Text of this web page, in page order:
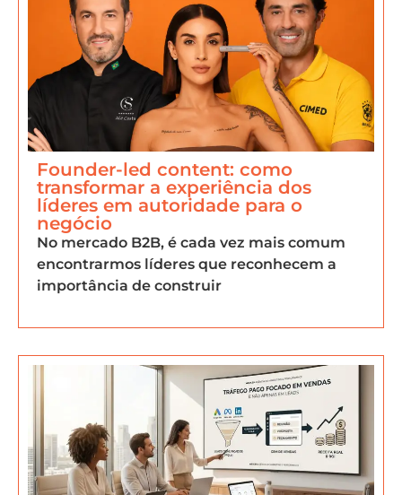
Founder-led content: como
transformar a experiência dos
líderes em autoridade para o
negócio
No mercado B2B, é cada vez mais comum
encontrarmos líderes que reconhecem a
importância de construir